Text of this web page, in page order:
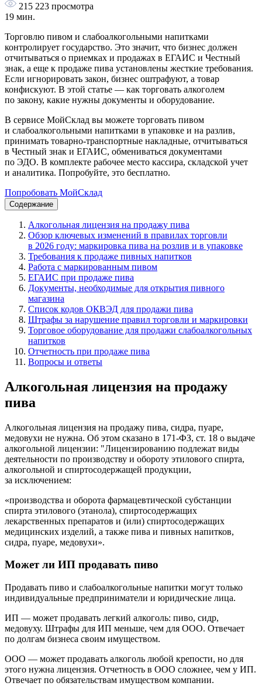
215 223 просмотра
19 мин.
Торговлю пивом и слабоалкогольными напитками
контролирует государство. Это значит, что бизнес должен
отчитываться о приемках и продажах в ЕГАИС и Честный
знак, а еще к продаже пива установлены жесткие требования.
Если игнорировать закон, бизнес оштрафуют, а товар
конфискуют. В этой статье — как торговать алкоголем
по закону, какие нужны документы и оборудование.
В сервисе МойСклад вы можете торговать пивом
и слабоалкогольными напитками в упаковке и на разлив,
принимать товарно-транспортные накладные, отчитываться
в Честный знак и ЕГАИС, обмениваться документами
по ЭДО. В комплекте рабочее место кассира, складской учет
и аналитика. Попробуйте, это бесплатно.
Попробовать МойСклад
Содержание
Алкогольная лицензия на продажу пива
Обзор ключевых изменений в правилах торговли
в 2026 году: маркировка пива на розлив и в упаковке
Требования к продаже пивных напитков
Работа с маркированным пивом
ЕГАИС при продаже пива
Документы, необходимые для открытия пивного
магазина
Список кодов ОКВЭД для продажи пива
Штрафы за нарушение правил торговли и маркировки
Торговое оборудование для продажи слабоалкогольных
напитков
Отчетность при продаже пива
Вопросы и ответы
Алкогольная лицензия на продажу
пива
Алкогольная лицензия на продажу пива, сидра, пуаре,
медовухи не нужна. Об этом сказано в 171-ФЗ, ст. 18 о выдаче
алкогольной лицензии: "Лицензированию подлежат виды
деятельности по производству и обороту этилового спирта,
алкогольной и спиртосодержащей продукции,
за исключением:
«производства и оборота фармацевтической субстанции
спирта этилового (этанола), спиртосодержащих
лекарственных препаратов и (или) спиртосодержащих
медицинских изделий, а также пива и пивных напитков,
сидра, пуаре, медовухи».
Может ли ИП продавать пиво
Продавать пиво и слабоалкогольные напитки могут только
индивидуальные предприниматели и юридические лица.
ИП — может продавать легкий алкоголь: пиво, сидр,
медовуху. Штрафы для ИП меньше, чем для ООО. Отвечает
по долгам бизнеса своим имуществом.
ООО — может продавать алкоголь любой крепости, но для
этого нужна лицензия. Отчетность в ООО сложнее, чем у ИП.
Отвечает по обязательствам имуществом компании.